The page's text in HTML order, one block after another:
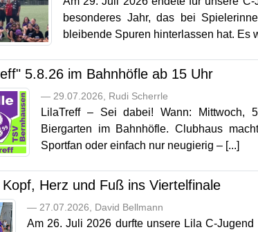
besonderes Jahr, das bei
bleibende Spuren hinterlassen hat. Es
5.8.26 im Bahnhöfle ab 15 Uhr
— 29.07.2026, Rudi Scherrle
LilaTreff – Sei dabei! Wann: Mittwoch,
Biergarten im Bahnhöfle. Clubhaus
Sportfan oder einfach nur neugierig – [...]
Herz und Fuß ins Viertelfinale
— 27.07.2026, David Bellmann
Am 26. Juli 2026 durfte unsere Lila C-